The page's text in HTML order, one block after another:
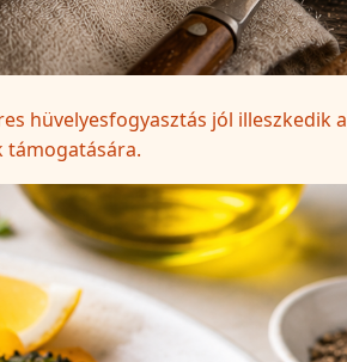
hüvelyesfogyasztás jól illeszkedik a
támogatására.